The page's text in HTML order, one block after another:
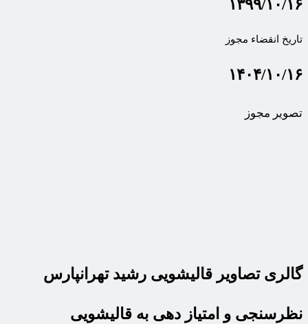
۱۳۹۹/۱۰/۱۶
تاریخ انقضاء مجوز
۱۴۰۴/۱۰/۱۶
تصویر مجوز
گالری تصاویر قالیشویی رشید تهرانپارس
نظرسنجی و امتیاز دهی به قالیشویی